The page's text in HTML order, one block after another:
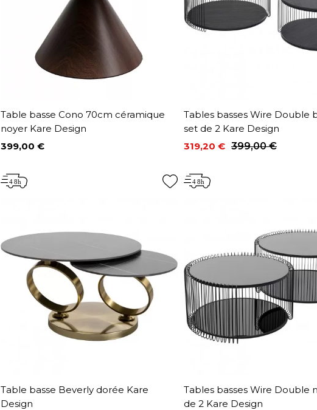
Table basse Cono 70cm céramique
noyer Kare Design
Prix
399,00 €
Tables basses Wire Double
set de 2 Kare Design
Prix
319,20 €
Prix de base399,00 €
Table basse Beverly dorée Kare
Design
Tables basses Wire Double
de 2 Kare Design